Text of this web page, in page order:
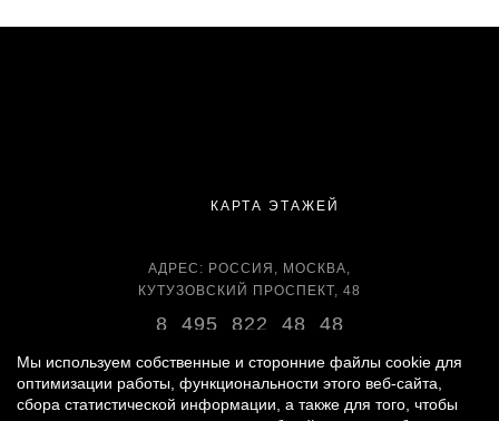
КАРТА ЭТАЖЕЙ
АДРЕС: РОССИЯ, МОСКВА,
КУТУЗОВСКИЙ ПРОСПЕКТ, 48
8 495 822 48 48
ВРЕМЯ РАБОТЫ:
ЕЖЕДНЕВНО С 11:00 ДО 22:00
Мы используем собственные и сторонние файлы cookie для
оптимизации работы, функциональности этого веб-сайта,
сбора статистической информации, а также для того, чтобы